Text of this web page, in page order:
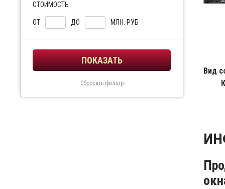
СТОИМОСТЬ
ОТ ДО МЛН. РУБ
Сбросить фильтр
Вид